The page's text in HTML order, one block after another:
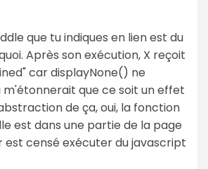
que tu indiques en lien est du
Après son exécution, X reçoit
car displayNone() ne
m'étonnerait que ce soit un effet
de ça, oui, la fonction
est dans une partie de la page
est censé exécuter du javascript